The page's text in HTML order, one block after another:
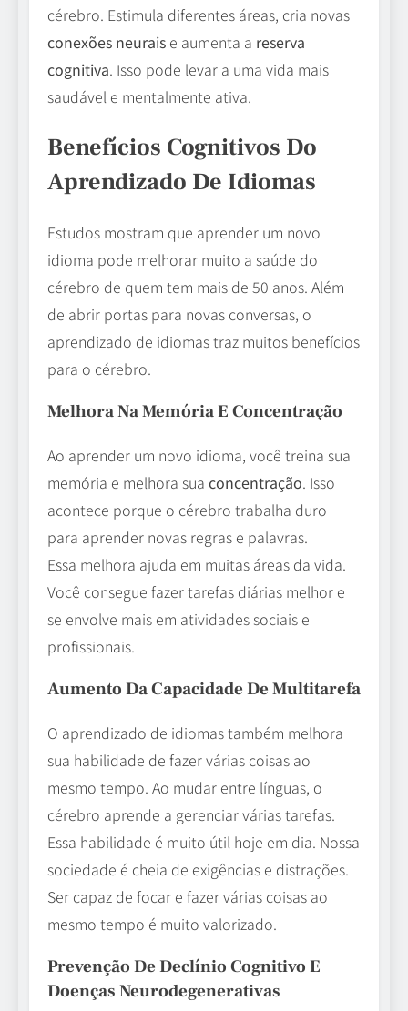
cérebro. Estimula diferentes áreas, cria novas
conexões neurais e aumenta a reserva
cognitiva. Isso pode levar a uma vida mais
saudável e mentalmente ativa.
Benefícios Cognitivos Do
Aprendizado De Idiomas
Estudos mostram que aprender um novo
idioma pode melhorar muito a saúde do
cérebro de quem tem mais de 50 anos. Além
de abrir portas para novas conversas, o
aprendizado de idiomas traz muitos benefícios
para o cérebro.
Melhora Na Memória E Concentração
Ao aprender um novo idioma, você treina sua
memória e melhora sua concentração. Isso
acontece porque o cérebro trabalha duro
para aprender novas regras e palavras.
Essa melhora ajuda em muitas áreas da vida.
Você consegue fazer tarefas diárias melhor e
se envolve mais em atividades sociais e
profissionais.
Aumento Da Capacidade De Multitarefa
O aprendizado de idiomas também melhora
sua habilidade de fazer várias coisas ao
mesmo tempo. Ao mudar entre línguas, o
cérebro aprende a gerenciar várias tarefas.
Essa habilidade é muito útil hoje em dia. Nossa
sociedade é cheia de exigências e distrações.
Ser capaz de focar e fazer várias coisas ao
mesmo tempo é muito valorizado.
Prevenção De Declínio Cognitivo E
Doenças Neurodegenerativas